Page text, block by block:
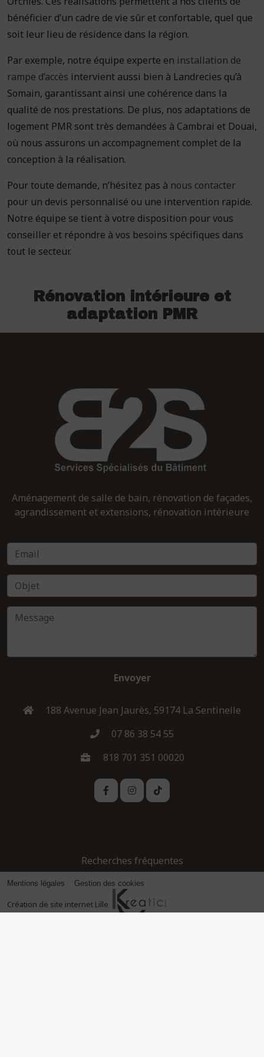
bénéficier d’un cadre de vie sûr et confortable, quel que
soit leur lieu de résidence dans la région.
Par exemple, notre équipe experte en installation de
rampe d’accès intervient aussi bien à Landrecies qu’à
Somain, garantissant ainsi une cohérence dans la
qualité de nos prestations. De plus, nos adaptations de
logement PMR sont très demandées à Cambrai et Douai,
où nous assurons un accompagnement complet de la
conception à la réalisation.
Pour toute demande, n’hésitez pas à nous contacter
pour un devis personnalisé ou une intervention rapide.
Notre équipe se tient à votre disposition pour vous
conseiller et répondre à vos besoins spécifiques dans
tout le secteur.
Rénovation intérieure et
adaptation PMR
Aménagement de salle de bain, rénovation de façades,
agrandissement et extensions, rénovation intérieure
Envoyer
188 Avenue Jean Jaurès, 59174 La Sentinelle
07 86 38 54 55
818 701 351 00020
Recherches fréquentes
Mentions légales Gestion des cookies
Création de site internet Lille